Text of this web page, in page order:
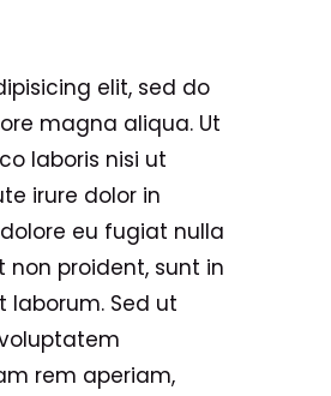
elit, sed do
magna aliqua. Ut
laboris nisi ut
irure dolor in
eu fugiat nulla
proident, sunt in
Sed ut
rem aperiam,